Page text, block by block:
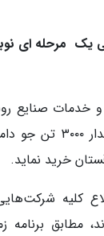
یک مرحله ای
خدمات صنایع
جاهد در نظر دارد
خرید نماید.
کلیه
مطابق برنامه